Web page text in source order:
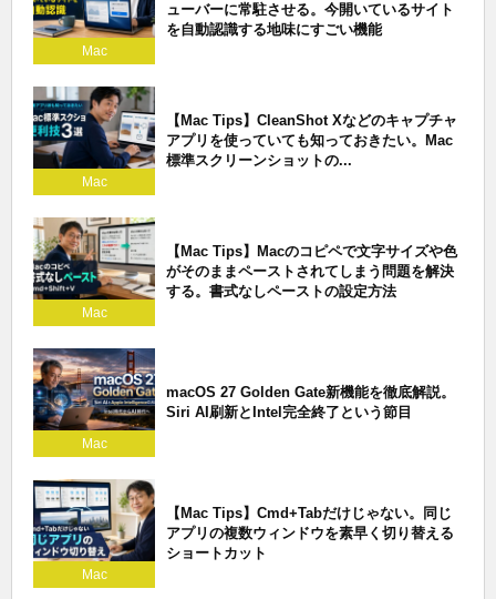
Mac
ューバーに常駐させる。今開いているサイト
を自動認識する地味にすごい機能
Mac
【Mac Tips】CleanShot Xなどのキャプチャ
アプリを使っていても知っておきたい。Mac
標準スクリーンショットの...
Mac
【Mac Tips】Macのコピペで文字サイズや色
がそのままペーストされてしまう問題を解決
する。書式なしペーストの設定方法
Mac
macOS 27 Golden Gate新機能を徹底解説。
Siri AI刷新とIntel完全終了という節目
Mac
【Mac Tips】Cmd+Tabだけじゃない。同じ
アプリの複数ウィンドウを素早く切り替える
ショートカット